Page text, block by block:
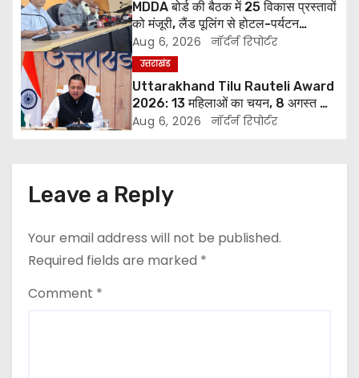
i
g
a
t
o
n
MDDA बोर्ड की बैठक में 25 विकास प्रस्तावों
को मंजूरी, लैंड पूलिंग से होटल-पर्यटन
परियोजनाओं को मिलेगी रफ्तार
Aug 6, 2026 नॉर्दर्न रिपोर्टर
उत्तराखंड
Uttarakhand Tilu Rauteli Award
2026: 13 महिलाओं का चयन, 8 अगस्त को
सीएम धामी करेंगे सम्मानित
Aug 6, 2026 नॉर्दर्न रिपोर्टर
Leave a Reply
Your email address will not be published.
Required fields are marked *
Comment *